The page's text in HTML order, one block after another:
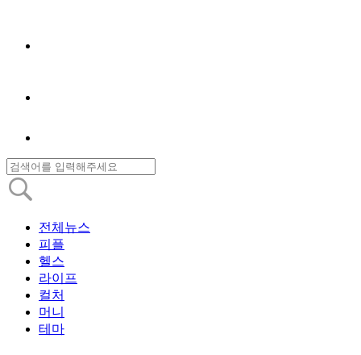
전체뉴스
피플
헬스
라이프
컬처
머니
테마